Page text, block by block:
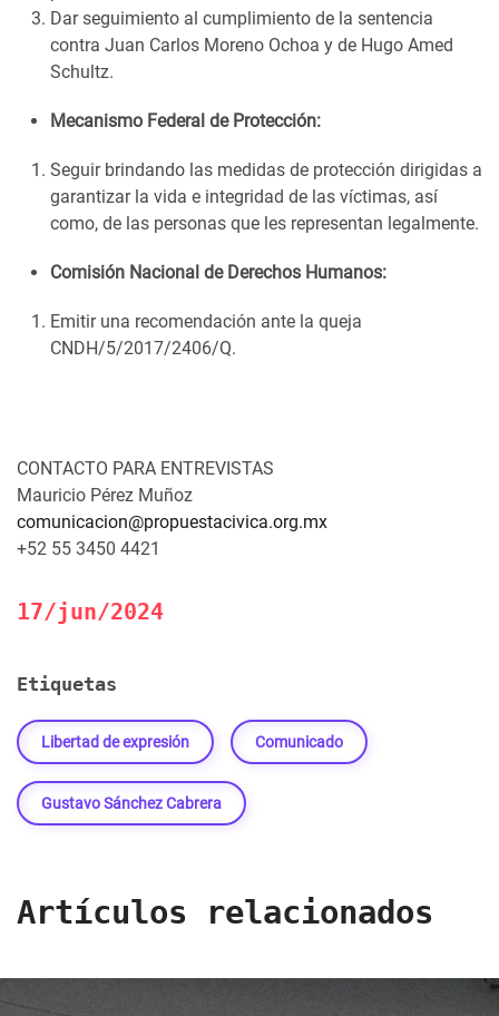
Dar seguimiento al cumplimiento de la sentencia
contra Juan Carlos Moreno Ochoa y de Hugo Amed
Schultz.
Mecanismo Federal de Protección:
Seguir brindando las medidas de protección dirigidas a
garantizar la vida e integridad de las víctimas, así
como, de las personas que les representan legalmente.
Comisión Nacional de Derechos Humanos:
Emitir una recomendación ante la queja
CNDH/5/2017/2406/Q.
CONTACTO PARA ENTREVISTAS
Mauricio Pérez Muñoz
comunicacion@propuestacivica.org.mx
+52 55 3450 4421
17/jun/2024
Etiquetas
Libertad de expresión Comunicado
Gustavo Sánchez Cabrera
Artículos relacionados